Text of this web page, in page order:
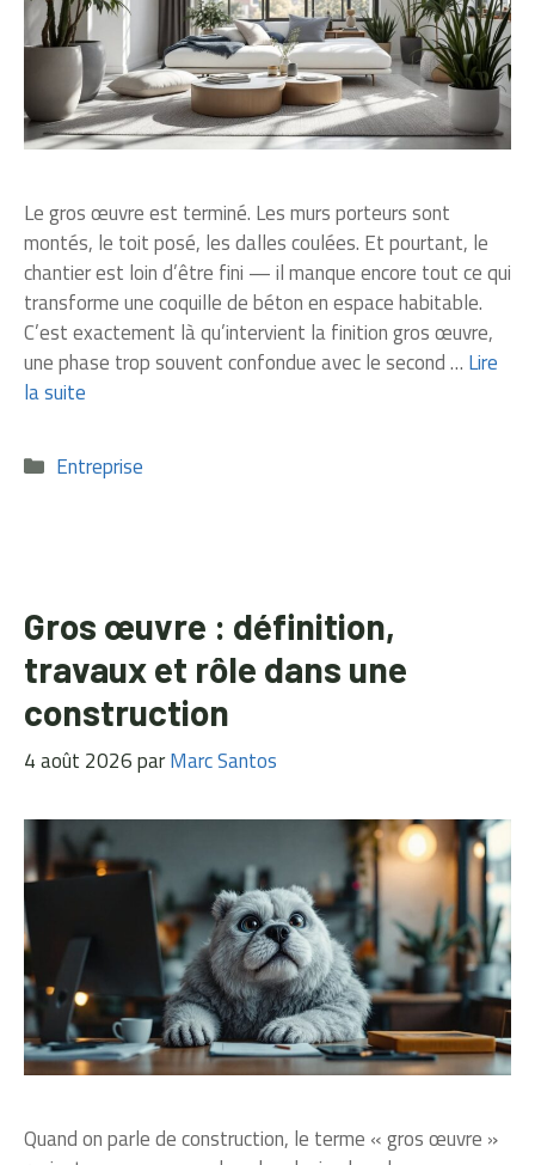
Le gros œuvre est terminé. Les murs porteurs sont
montés, le toit posé, les dalles coulées. Et pourtant, le
chantier est loin d’être fini — il manque encore tout ce qui
transforme une coquille de béton en espace habitable.
C’est exactement là qu’intervient la finition gros œuvre,
une phase trop souvent confondue avec le second … Lire
la suite
Catégories
Entreprise
Gros œuvre : définition,
travaux et rôle dans une
construction
4 août 2026parMarc Santos
Quand on parle de construction, le terme « gros œuvre »